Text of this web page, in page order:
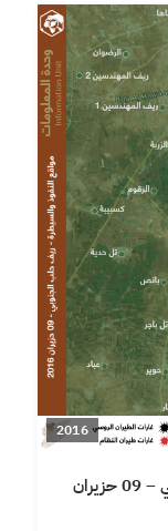
2016
مواقع النفوذ والسيطرة – ريف حلب الجنوبي – 09 حزيران